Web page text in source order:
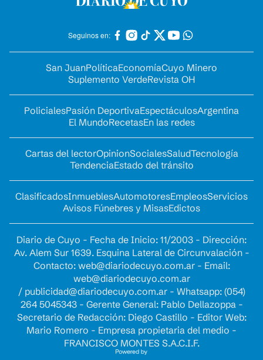
Seguinos en:
San JuanPolíticaEconomíaCuyo Minero
Suplemento VerdeRevista OH
PolicialesPasión DeportivaEspectáculosArgentina
El MundoRecetasEn las redes
Cartas del lectorOpinionSocialesSaludTecnología
TendenciaEstado del tránsito
ClasificadosInmueblesAutomotoresEmpleosServicios
Avisos Fúnebres y MisasEdictos
Diario de Cuyo - Fecha de Inicio: 11/2003 - Dirección:
Av. Alem Sur 1639. Esquina Lateral de Circunvalación -
Contacto: web@diariodecuyo.com.ar- Email:
web@diariodecuyo.com.ar
/ publicidad@diariodecuyo.com.ar- Whatsapp: (054)
264 5045343 - Gerente General: Pablo Dellazoppa -
Secretario de Redacción: Diego Castillo - Editor Web:
Mario Romero - Empresa propietaria del medio -
FRANCISCO MONTES S.A.C.I.F.